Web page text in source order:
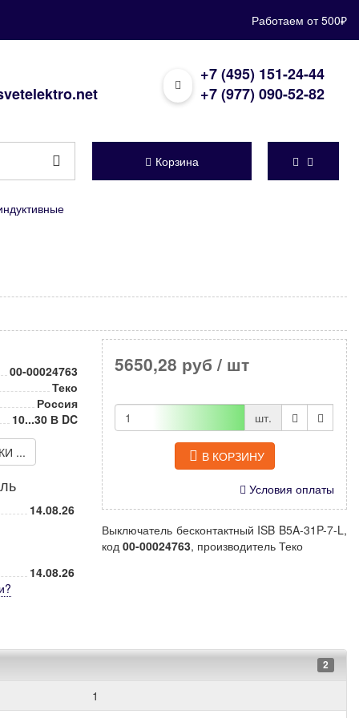
Работаем от 500₽
+7 (495) 151-24-44
+7 (977) 090-52-82
Корзина
00-00024763
Теко
Россия
10...30 В DC
...
14.08.26
14.08.26
?
5650,28 руб / шт
шт.
В КОРЗИНУ
Условия оплаты
Выключатель бесконтактный ISB B5A-31P-7-L,
код 00-00024763, производитель Теко
2
1